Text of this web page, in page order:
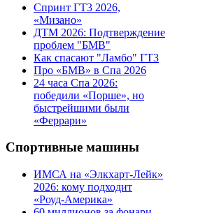
Спринт ГТ3 2026,
«Мизано»
ДТМ 2026: Подтверждение
проблем "БМВ"
Как спасают "Ламбо" ГТ3
Про «БМВ» в Спа 2026
24 часа Спа 2026:
победили «Порше», но
быстрейшими были
«Феррари»
Спортивные машины
ИМСА на «Элкхарт-Лейк»
2026: кому подходит
«Роуд-Америка»